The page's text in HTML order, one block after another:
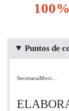
100%
Puntos de
SecretariaMovi…